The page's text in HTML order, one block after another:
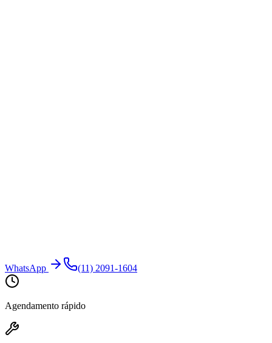
WhatsApp (11) 2091-1604
Agendamento rápido